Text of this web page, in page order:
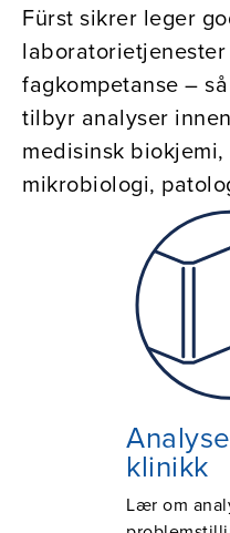
Fürst sikrer leger
fagkompetanse –
tilbyr analyser
medisinsk
mikrobiologi,
klinikk
Lær om